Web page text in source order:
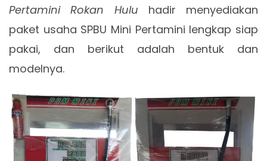
Pertamini Rokan Hulu hadir menyediakan
paket usaha SPBU Mini Pertamini lengkap siap
pakai, dan berikut adalah bentuk dan
modelnya.